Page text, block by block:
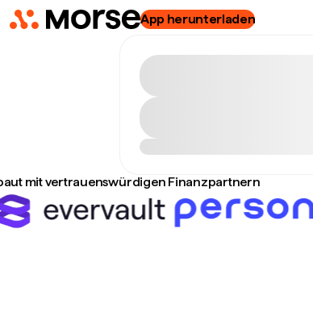
App herunterladen
mit vertrauenswürdigen Finanzpartnern